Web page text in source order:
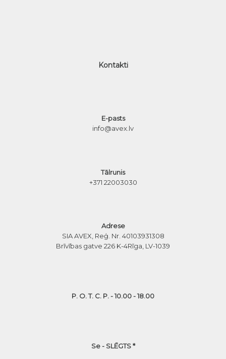
Kontakti
E-pasts
info@avex.lv
Tālrunis
+371 22003030
Adrese
SIA AVEX, Reģ. Nr. 40103931308
Brīvības gatve 226 K-4Rīga, LV-1039
P. O. T. C. P. - 10.00 - 18.00
Se - SLĒGTS *